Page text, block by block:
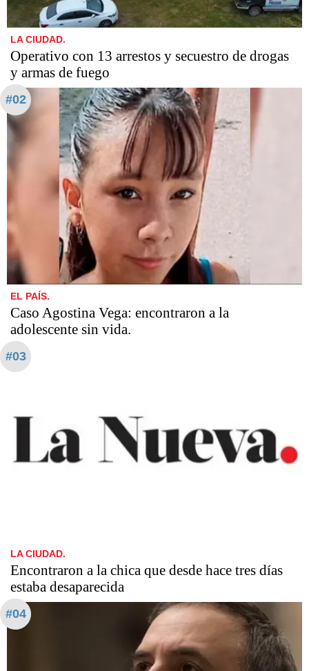
LA CIUDAD.
Operativo con 13 arrestos y secuestro de drogas
y armas de fuego
#02
EL PAÍS.
Caso Agostina Vega: encontraron a la
adolescente sin vida.
#03
LA CIUDAD.
Encontraron a la chica que desde hace tres días
estaba desaparecida
#04